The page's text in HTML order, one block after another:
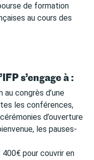
de formation
au cours des
s’engage à :
au congrès d’une
les conférences,
d’ouverture
les pauses-
pour couvrir en